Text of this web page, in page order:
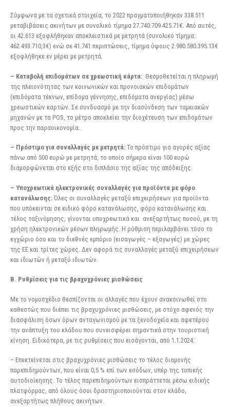
Σύμφωνα με τα σχετικά στοιχεία, το 2022 πραγματοποιήθηκαν 338.511
μεταβιβάσεις ακινήτων με συνολικό τίμημα 27.740.709.425.71€. Από αυτές,
οι 42.613 εξοφλήθηκαν αποκλειστικά με μετρητά (συνολικό τίμημα:
462.493.710,3€) ενώ σε 41.741 περιπτώσεις, τίμημα ύψους 2.980.580.395.13€
εξοφλήθηκε εν μέρει με μετρητά.
– Καταβολή επιδομάτων σε χρεωστική κάρτα: Θεσμοθετείται η πληρωμή
της πλειονότητας των κοινωνικών και προνοιακών επιδομάτων
(επιδόματα τέκνων, επίδομα γέννησης, επιδόματα ανεργίας) μέσω
χρεωστικών καρτών. Σε συνδυασμό με την διασύνδεση των ταμειακών
μηχανών με τα POS, το μέτρο αποκλείει την διοχέτευση των επιδομάτων
προς την παραοικονομία.
– Πρόστιμο για συναλλαγές με μετρητά: Το πρόστιμο για αγορές αξίας
πάνω από 500 ευρώ με μετρητά, το οποίο σήμερα είναι 100 ευρώ
διαμορφώνεται στο εξής στο διπλάσιο της αξίας της απόδειξης.
– Υποχρεωτικά ηλεκτρονικές συναλλαγές για προϊόντα με φόρο
κατανάλωσης: Όλες οι συναλλαγές μεταξύ επιχειρήσεων για προϊόντα
που υπόκεινται σε ειδικό φόρο κατανάλωσης, φόρο κατανάλωσης και
τέλος ταξινόμησης, γίνονται υποχρεωτικά και ανεξαρτήτως ποσού, με τη
χρήση ηλεκτρονικών μέσων πληρωμής. Η ρύθμιση περιλαμβάνει τόσο το
εγχώριο όσο και το διεθνές εμπόριο (εισαγωγές – εξαγωγές) με χώρες
της ΕΕ και τρίτες χώρες. Δεν αφορά τις συναλλαγές μεταξύ επιχειρήσεων
και ιδιωτών ή μεταξύ ιδιωτών.
Β. Ρυθμίσεις για τις βραχυχρόνιες μισθώσεις
Με το νομοσχέδιο θεσπίζονται οι αλλαγές που έχουν ανακοινωθεί στο
καθεστώς που διέπει τις βραχυχρόνιες μισθώσεις, με στόχο αφενός την
διασφάλιση όσων όρων ανταγωνισμού με τα ξενοδοχεία και αφετέρου
την ανάπτυξη του κλάδου που συνεισφέρει σημαντικά στην τουριστική
κίνηση. Ειδικότερα, με τις ρυθμίσεις που εισάγονται, από 1.1.2024:
– Επεκτείνεται στις βραχυχρόνιες μισθώσεις το τέλος διαμονής
παρεπιδημούντων, που είναι 0,5 % επί των εσόδων, υπέρ της τοπικής
αυτοδιοίκησης. Το τέλος παρεπιδημούντων εισπράττεται μέσω ειδικής
πλατφόρμας, από όλους όσοι δραστηριοποιούνται στον κλάδο,
ανεξαρτήτως πλήθους ακινήτων.